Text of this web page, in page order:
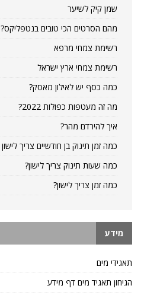
שמן קיק לשיער
מהם הסרטים הכי טובים בנטפליקס?
רשימת צמחי מרפא
רשימת צמחי ארץ ישראל
כמה כסף יש לאילון מאסק?
מה זה מעטפות כפולות 2022?
איך להירדם מהר?
כמה זמן תינוק בן חודשיים צריך לישון
כמה שעות תינוק צריך לישון?
כמה זמן צריך לישון?
מידע
תאגידי מים
הגיחון תאגיד מים דף מידע